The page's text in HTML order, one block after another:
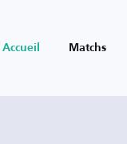
Accueil Matchs